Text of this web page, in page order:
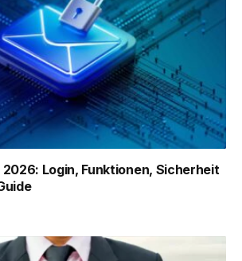
Login, Funktionen, Sicherheit